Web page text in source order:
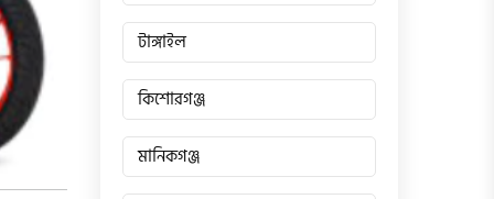
টাঙ্গাইল
কিশোরগঞ্জ
মানিকগঞ্জ